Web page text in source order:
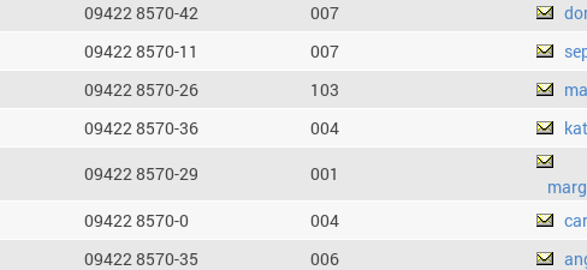
09422 8570-42 007
09422 8570-11 007
09422 8570-26 103
09422 8570-36 004
09422 8570-29 001
09422 8570-0 004
09422 8570-35 006